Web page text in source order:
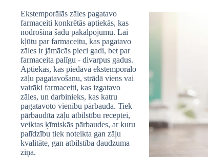
Ekstemporālās zāles pagatavo
farmaceiti konkrētās aptiekās, kas
nodrošina šādu pakalpojumu. Lai
kļūtu par farmaceitu, kas pagatavo
zāles ir jāmācās pieci gadi, bet par
farmaceita palīgu - divarpus gadus.
Aptiekās, kas piedāvā ekstemporālo
zāļu pagatavošanu, strādā viens vai
vairāki farmaceiti, kas izgatavo
zāles, un darbinieks, kas katru
pagatavoto vienību pārbauda. Tiek
pārbaudīta zāļu atbilstību receptei,
veiktas ķīmiskās pārbaudes, ar kuru
palīdzību tiek noteikta gan zāļu
kvalitāte, gan atbilstība daudzuma
ziņā.